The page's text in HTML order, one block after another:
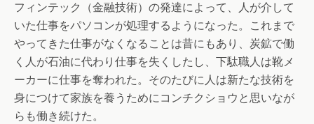
フィンテック（金融技術）の発達によって、人が介して
いた仕事をパソコンが処理するようになった。これまで
やってきた仕事がなくなることは昔にもあり、炭鉱で働
く人が石油に代わり仕事を失くしたし、下駄職人は靴メ
ーカーに仕事を奪われた。そのたびに人は新たな技術を
身につけて家族を養うためにコンチクショウと思いなが
らも働き続けた。